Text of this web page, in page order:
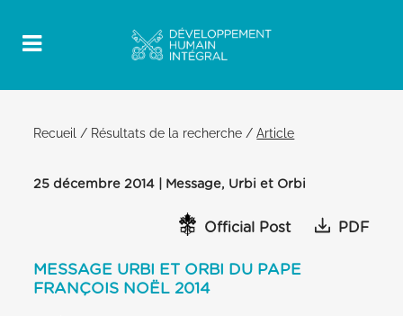
Recueil / Résultats de la recherche /Article
25 décembre 2014 | Message, Urbi et Orbi
Official Post PDF
MESSAGE URBI ET ORBI DU PAPE
FRANÇOIS NOËL 2014